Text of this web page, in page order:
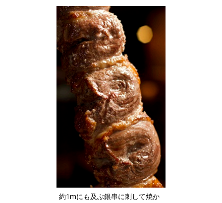
約1mにも及ぶ銀串に刺して焼か